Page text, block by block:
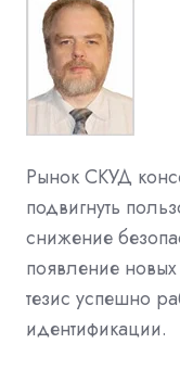
Рынок СКУД
подвигнуть
снижение
появление
тезис успешно
идентификации.